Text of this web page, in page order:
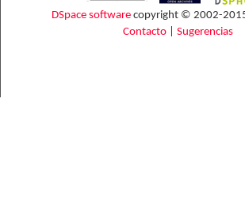
DSpace software copyright © 2002-
Contacto| Sugerencias